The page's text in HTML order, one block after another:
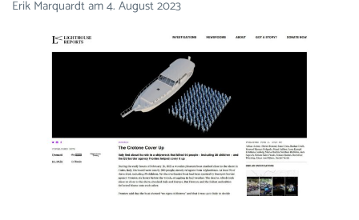
Erik Marquardtam4. August 2023